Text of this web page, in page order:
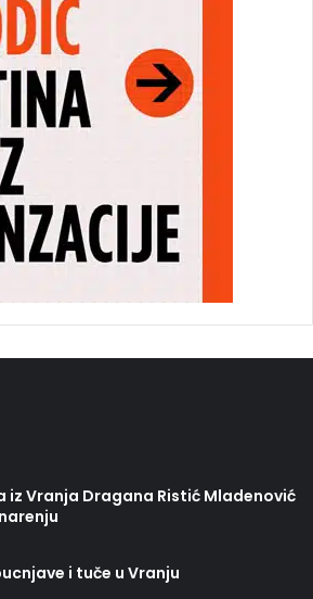
iz Vranja Dragana Ristić Mladenović
i tuče u Vranju